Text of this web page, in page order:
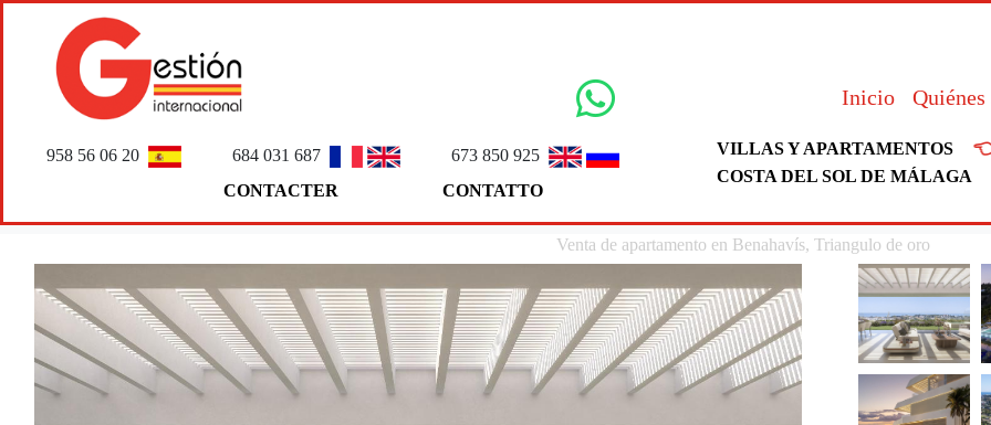
Inicio Quiénes
958 56 06 20
684 031 687
CONTACTER
673 850 925
CONTATTO
VILLAS Y APARTAMENTOS 👈
COSTA DEL SOL DE MÁLAGA
Venta de apartamento en Benahavís, Triangulo de oro